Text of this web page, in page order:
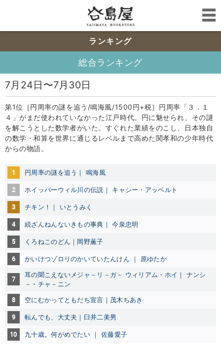
ランキング
総合ランキング
7月24日〜7月30日
第1位［円周率の謎を追う/鳴海風/1500円+税］円周率「３．１
４」がまだ使われていなかった江戸時代。円に魅せられ、その謎
を解こうとした数学者がいた。すぐれた業績をのこし、日本独自
の数学・和算を世界に通じるレベルまで高めた関孝和の少年時代
からの物語。
1 円周率の謎を追う ｜鳴海風
2 ホイッパーウィル川の伝説｜ キャシー・アッペルト
3 チキン！｜ いとうみく
4 続ざんねんないきもの事典｜ 今泉忠明
5 くろねこのどん｜岡野薫子
6 かいけつゾロリのかいていたんけん ｜ 原ゆたか
7
耳の聞こえないメジャ－リ－ガ－ ウィリアム・ホイ｜ ナンシ
－・チャ－ニン
8 空にむかってともだち宣言｜茂木ちあき
9 転んでも、大丈夫｜臼井二美男
10 九十歳。何がめでたい ｜ 佐藤愛子